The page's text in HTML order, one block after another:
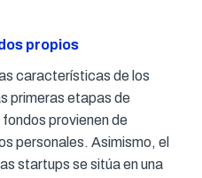
propios
características de los
primeras etapas de
provienen de
personales. Asimismo, el
startups se sitúa en una